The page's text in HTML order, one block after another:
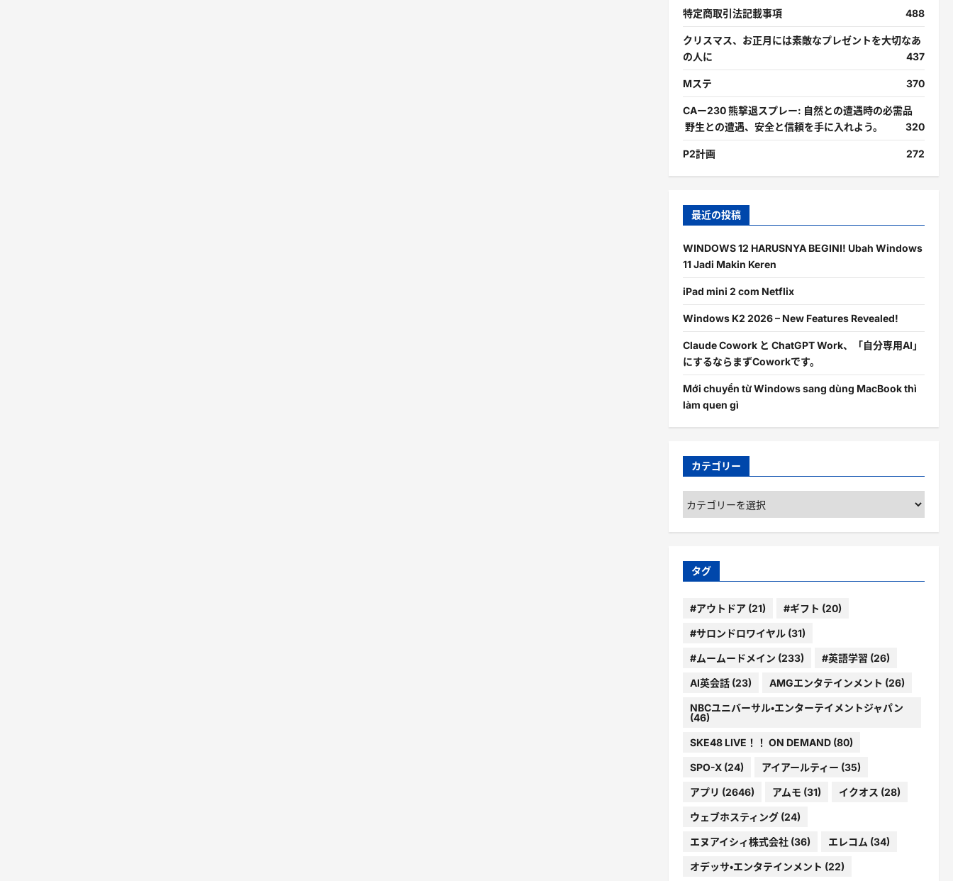
特定商取引法記載事項 488
クリスマス、お正月には素敵なプレゼントを大切なあ
の人に
437
Mステ 370
CAー230 熊撃退スプレー: 自然との遭遇時の必需品
野生との遭遇、安全と信頼を手に入れよう。
320
P2計画 272
最近の投稿
WINDOWS 12 HARUSNYA BEGINI! Ubah Windows
11 Jadi Makin Keren
iPad mini 2 com Netflix
Windows K2 2026 – New Features Revealed!
Claude Cowork と ChatGPT Work、「自分専用AI」
にするならまずCoworkです。
Mới chuyển từ Windows sang dùng MacBook thì
làm quen gì
カテゴリー
カ
テ
ゴ
ー
タグ
#アウトドア(21) #ギフト (20)
#サロンドロワイヤル(31)
#ムームードメイン (233) #英語学習 (26)
AI英会話(23) AMGエンタテインメント (26)
NBCユニバーサル・エンターテイメントジャパン
(46)
SKE48 LIVE！！ ON DEMAND(80)
SPO-X(24) アイアールティー (35)
アプリ (2646) アムモ (31) イクオス (28)
ウェブホスティング(24)
エヌアイシィ株式会社(36) エレコム (34)
オデッサ・エンタテインメント (22)